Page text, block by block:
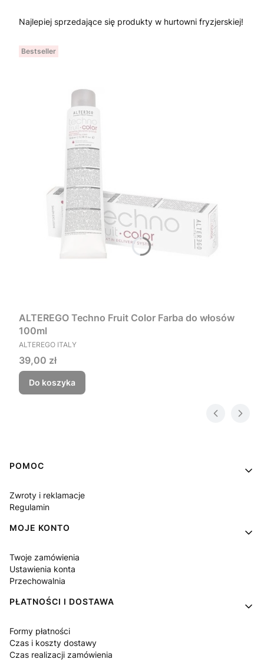
Najlepiej sprzedające się produkty w hurtowni fryzjerskiej!
Bestseller
ALTEREGO Techno Fruit Color Farba do włosów
100ml
PRODUCENT
ALTEREGO ITALY
Cena
39,00 zł
Do koszyka
Linki w stopce
POMOC
Zwroty i reklamacje
Regulamin
MOJE KONTO
Twoje zamówienia
Ustawienia konta
Przechowalnia
PŁATNOŚCI I DOSTAWA
Formy płatności
Czas i koszty dostawy
Czas realizacji zamówienia